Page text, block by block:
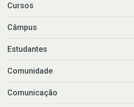
Cursos
Câmpus
Estudantes
Comunidade
Comunicação